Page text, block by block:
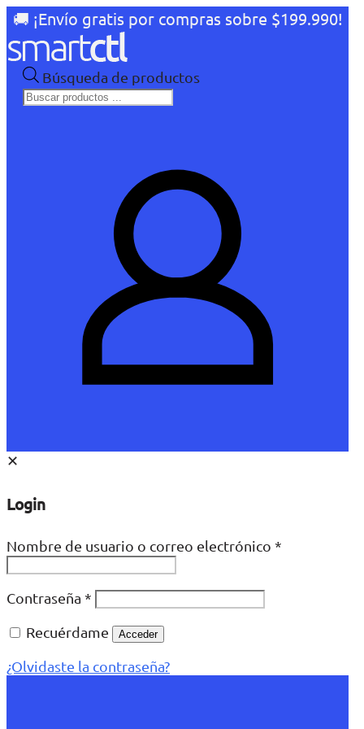
🚚 ¡Envío gratis por compras sobre $199.990!
Búsqueda de productos
✕
Login
Nombre de usuario o correo electrónico *
Contraseña *
Recuérdame
Acceder
¿Olvidaste la contraseña?